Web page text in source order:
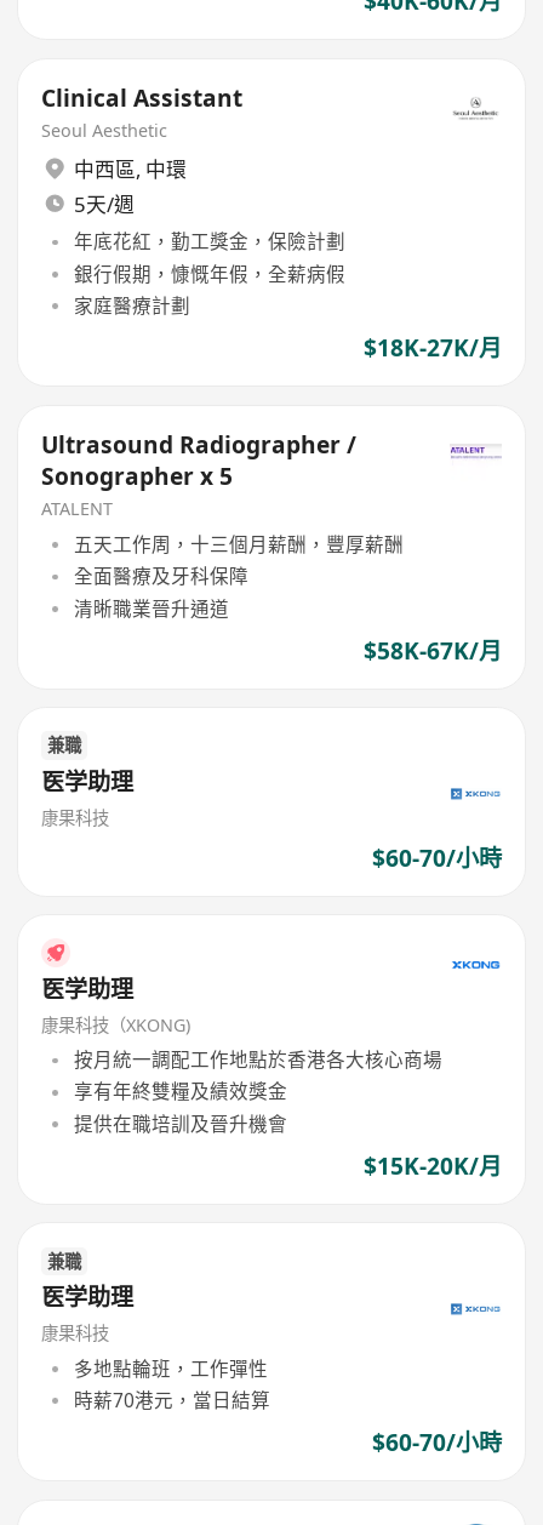
Clinical Assistant
Seoul Aesthetic
中西區, 中環
5天/週
年底花紅，勤工獎金，保險計劃
銀行假期，慷慨年假，全薪病假
家庭醫療計劃
$18K-27K/月
Ultrasound Radiographer /
Sonographer x 5
ATALENT
五天工作周，十三個月薪酬，豐厚薪酬
全面醫療及牙科保障
清晰職業晉升通道
$58K-67K/月
兼職
医学助理
康果科技
$60-70/小時
医学助理
康果科技（XKONG)
按月統一調配工作地點於香港各大核心商場
享有年終雙糧及績效獎金
提供在職培訓及晉升機會
$15K-20K/月
兼職
医学助理
康果科技
多地點輪班，工作彈性
時薪70港元，當日結算
$60-70/小時